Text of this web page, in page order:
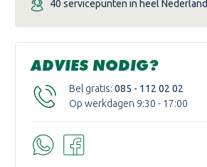
40 servicepunten in heel Nederland
ADVIES NODIG?
Bel gratis: 085 - 112 02 02
Op werkdagen 9:30 - 17:00